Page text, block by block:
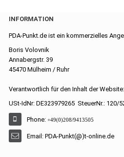
INFORMATION
PDA-Punkt.de ist ein kommerzielles
Boris Volovnik
Annabergstr. 39
45470 Mülheim / Ruhr
Verantwortlich für den Inhalt der
USt-IdNr: DE323979265 SteuerNr.: 120/
Phone: +49(0)208/9413505
Email: PDA-Punkt(@)t-online.de